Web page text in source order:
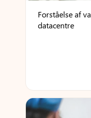
Forståelse af
datacentre